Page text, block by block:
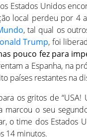
Estados Unidos
local perdeu por 4
, tal qual os
Trump, foi
pouco fez para
a Espanha, na
países restantes na
os gritos de “USA!
marcou o seu
o time dos Estados
14 minutos.